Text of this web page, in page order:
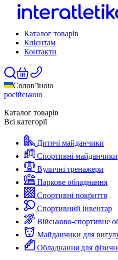
Каталог товарів
Клієнтам
Контакти
Солов’їною
російською
Каталог товарів
Всі категорії
Дитячі майданчики
Спортивні майданчики
Вуличні тренажери
Паркове обладнання
Спортивні покриття
Спортивний інвентар
Військово-спортивне
Майданчики для
Обладнання для